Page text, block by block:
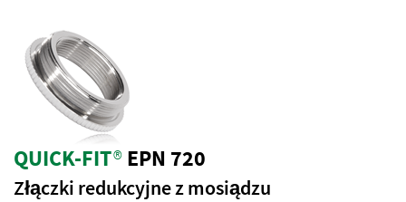
QUICK-FIT®EPN 720
Złączki redukcyjne z mosiądzu